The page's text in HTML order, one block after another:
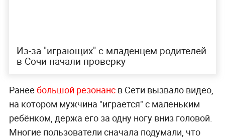
Из-за "играющих" с младенцем родителей
в Сочи начали проверку
Ранее большой резонансв Сети вызвало видео,
на котором мужчина "играется" с маленьким
ребёнком, держа его за одну ногу вниз головой.
Многие пользователи сначала подумали, что